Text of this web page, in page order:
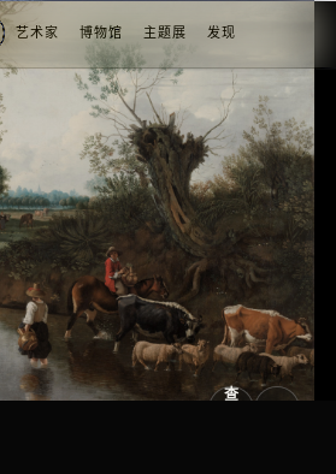
艺术家 博物馆 主题展 发现
3
个
看
点
1
2
3
查